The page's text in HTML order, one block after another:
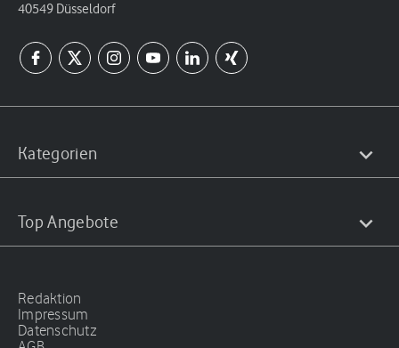
40549 Düsseldorf
Kategorien
Top Angebote
Redaktion
Impressum
Datenschutz